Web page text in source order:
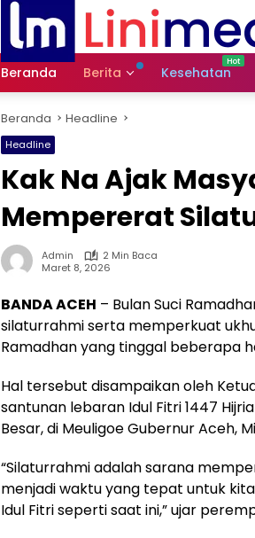
Beranda Berita Kesehatan
Beranda Headline
Headline
Kak Na Ajak
Mempererat
Admin
2 Min Baca
Maret 8, 2026
BANDA ACEH – Bulan Suci
silaturrahmi serta memperkuat
Ramadhan yang tinggal beberapa
Hal tersebut disampaikan oleh
santunan lebaran Idul Fitri 1447
Besar, di Meuligoe Gubernur Aceh,
“Silaturrahmi adalah sarana
menjadi waktu yang tepat untuk
Idul Fitri seperti saat ini,” ujar